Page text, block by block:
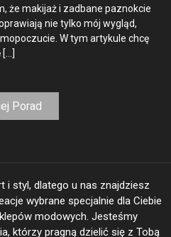
że makijaż i zadbane paznokcie
nie tylko mój wygląd,
W tym artykule chcę
[…]
Porad
i styl, dlatego u nas znajdziesz
wybrane specjalnie dla Ciebie
modowych. Jesteśmy
którzy pragną dzielić się z Tobą